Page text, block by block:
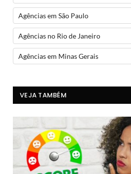
Agências em São Paulo
Agências no Rio de Janeiro
Agências em Minas Gerais
VEJA TAMBÉM